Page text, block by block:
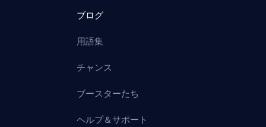
ブログ
用語集
チャンス
ブースターたち
ヘルプ＆サポート